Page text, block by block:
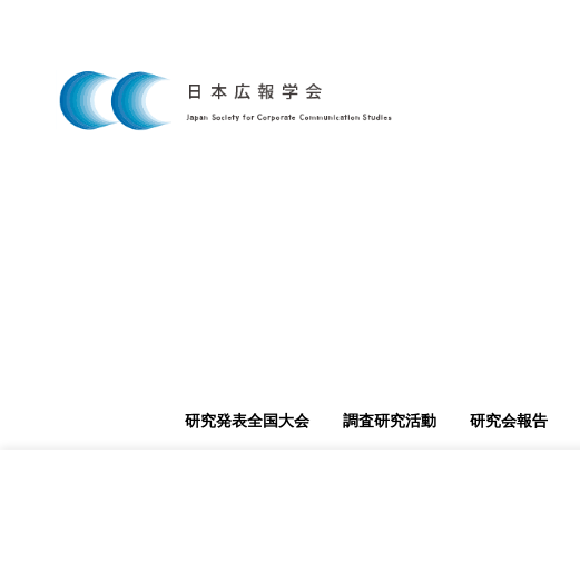
研究発表全国大会 調査研究活動 研究会報告